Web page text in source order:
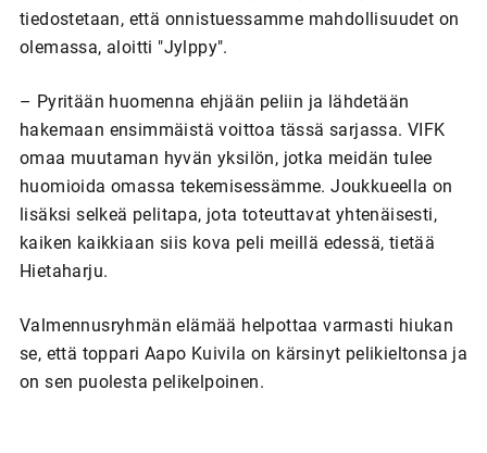
tiedostetaan, että onnistuessamme mahdollisuudet on
olemassa, aloitti "Jylppy".
– Pyritään huomenna ehjään peliin ja lähdetään
hakemaan ensimmäistä voittoa tässä sarjassa. VIFK
omaa muutaman hyvän yksilön, jotka meidän tulee
huomioida omassa tekemisessämme. Joukkueella on
lisäksi selkeä pelitapa, jota toteuttavat yhtenäisesti,
kaiken kaikkiaan siis kova peli meillä edessä, tietää
Hietaharju.
Valmennusryhmän elämää helpottaa varmasti hiukan
se, että toppari Aapo Kuivila on kärsinyt pelikieltonsa ja
on sen puolesta pelikelpoinen.